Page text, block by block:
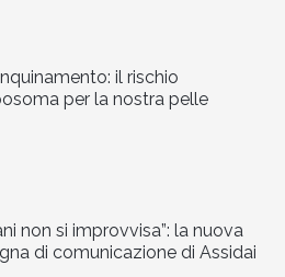
il rischio
per la nostra pelle
non si improvvisa”: la nuova
di comunicazione di Assidai